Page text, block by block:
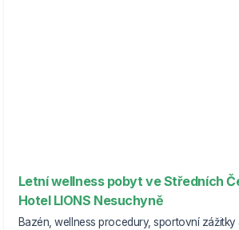
Letní wellness pobyt ve Středních
Hotel LIONS Nesuchyně
Bazén, wellness procedury, sportovní